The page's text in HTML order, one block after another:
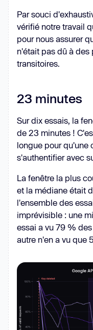
Par souci
vérifié notre travail
pour nous assurer
n'était pas dû à des
transitoires.
23 minutes
Sur dix essais, la
de 23 minutes !
longue pour qu'une
s'authentifier avec
La fenêtre la plus
et la médiane était
l'ensemble des
imprévisible : une
essai a vu 79 %
autre n'en a vu que